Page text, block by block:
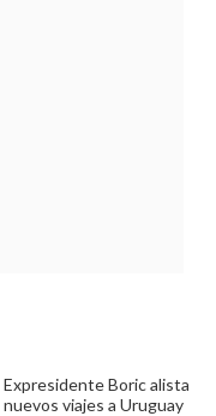
Expresidente Boric alista
nuevos viajes a Uruguay